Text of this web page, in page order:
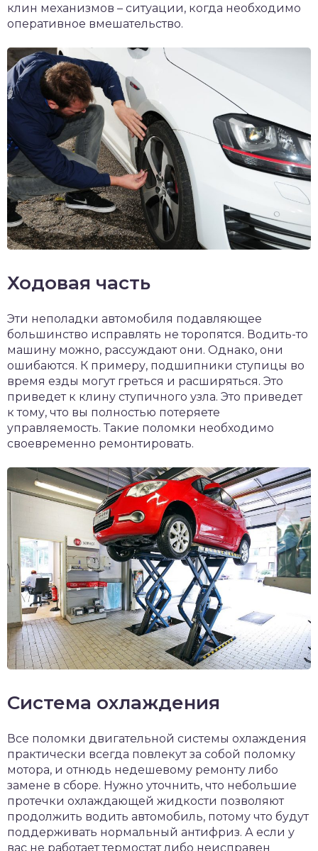
клин механизмов – ситуации, когда необходимо
оперативное вмешательство.
Ходовая часть
Эти неполадки автомобиля подавляющее
большинство исправлять не торопятся. Водить-то
машину можно, рассуждают они. Однако, они
ошибаются. К примеру, подшипники ступицы во
время езды могут греться и расширяться. Это
приведет к клину ступичного узла. Это приведет
к тому, что вы полностью потеряете
управляемость. Такие поломки необходимо
своевременно ремонтировать.
Система охлаждения
Все поломки двигательной системы охлаждения
практически всегда повлекут за собой поломку
мотора, и отнюдь недешевому ремонту либо
замене в сборе. Нужно уточнить, что небольшие
протечки охлаждающей жидкости позволяют
продолжить водить автомобиль, потому что будут
поддерживать нормальный антифриз. А если у
вас не работает термостат либо неисправен